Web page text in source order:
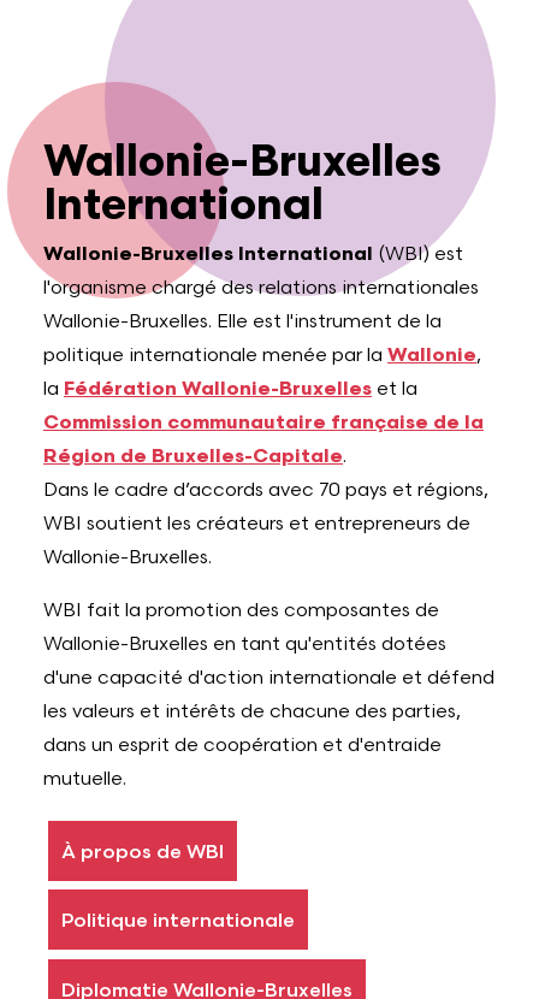
Wallonie-Bruxelles
International
Wallonie-Bruxelles International (WBI) est
l'organisme chargé des relations internationales
Wallonie-Bruxelles. Elle est l'instrument de la
politique internationale menée par la Wallonie,
la Fédération Wallonie-Bruxelles et la
Commission communautaire française de la
Région de Bruxelles-Capitale.
Dans le cadre d’accords avec 70 pays et régions,
WBI soutient les créateurs et entrepreneurs de
Wallonie-Bruxelles.
WBI fait la promotion des composantes de
Wallonie-Bruxelles en tant qu'entités dotées
d'une capacité d'action internationale et défend
les valeurs et intérêts de chacune des parties,
dans un esprit de coopération et d'entraide
mutuelle.
À propos de WBI
Politique internationale
Diplomatie Wallonie-Bruxelles